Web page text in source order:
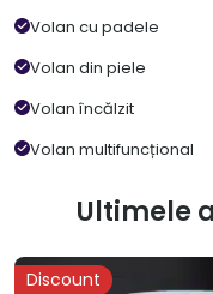
Volan cu padele
Volan din piele
Volan încălzit
Volan multifuncțional
Ultimele
Discount